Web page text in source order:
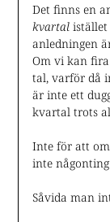
Det finns en
kvartalistället
anledningen
Om vi kan
tal, varför då
är inte ett
kvartal trots
Inte för att
inte
Såvida man